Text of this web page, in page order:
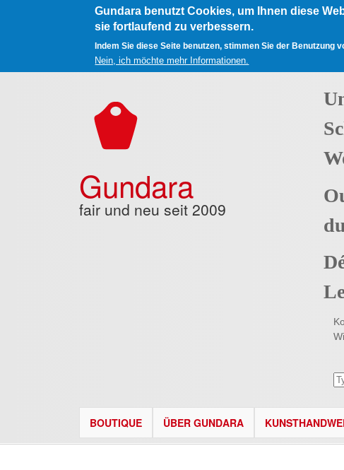
Gundara benutzt Cookies, um Ihnen diese
sie fortlaufend zu verbessern.
Indem Sie diese Seite benutzen, stimmen Sie der Benutzung
Nein, ich möchte mehr Informationen.
Gundara
fair und neu seit 2009
BOUTIQUE ÜBER GUNDARA